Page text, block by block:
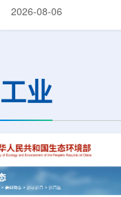
性研究的既定计划(DOE
萨斯大学物理与天文系教
和堪萨斯大学杰出教授克
2026-08-06
工业